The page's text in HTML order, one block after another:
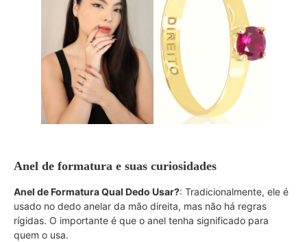
Anel de formatura e suas curiosidades
Anel de Formatura Qual Dedo Usar?: Tradicionalmente, ele é
usado no dedo anelar da mão direita, mas não há regras
rígidas. O importante é que o anel tenha significado para
quem o usa.